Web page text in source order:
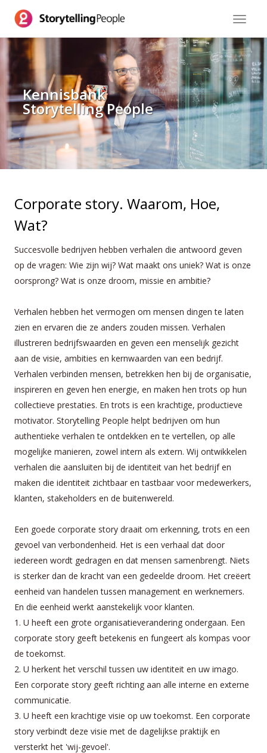
Toggle
Kennisbank
Storytelling People
Corporate story. Waarom, Hoe,
Wat?
Succesvolle bedrijven hebben verhalen die antwoord geven
op de vragen: Wie zijn wij? Wat maakt ons uniek? Wat is onze
oorsprong? Wat is onze droom, missie en ambitie?
Verhalen hebben het vermogen om mensen dingen te laten
zien en ervaren die ze anders zouden missen. Verhalen
illustreren bedrijfswaarden en geven een menselijk gezicht
aan de visie, ambities en kernwaarden van een bedrijf.
Verhalen verbinden mensen, betrekken hen bij de organisatie,
inspireren en geven hen energie, en maken hen trots op hun
collectieve prestaties. En trots is een krachtige, productieve
motivator. Storytelling People helpt bedrijven om hun
authentieke verhalen te ontdekken en te vertellen, op alle
mogelijke manieren, zowel intern als extern. Wij ontwikkelen
verhalen die aansluiten bij de identiteit van het bedrijf en
maken die identiteit zichtbaar en tastbaar voor medewerkers,
klanten, stakeholders en de buitenwereld.
Een goede corporate story draait om erkenning, trots en een
gevoel van verbondenheid. Het is een verhaal dat door
iedereen wordt gedragen en dat mensen samenbrengt. Niets
is sterker dan de kracht van een gedeelde droom. Het creëert
eenheid van handelen tussen management en werknemers.
En die eenheid werkt aanstekelijk voor klanten.
1. U heeft een grote organisatieverandering ondergaan. Een
corporate story geeft betekenis en fungeert als kompas voor
de toekomst.
2. U herkent het verschil tussen uw identiteit en uw imago.
Een corporate story geeft richting aan alle interne en externe
communicatie.
3. U heeft een krachtige visie op uw toekomst. Een corporate
story verbindt deze visie met de dagelijkse praktijk en
versterkt het 'wij-gevoel'.